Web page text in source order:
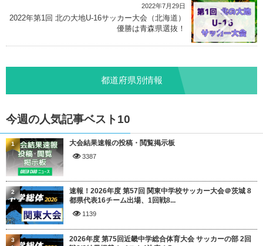
2022年7月29日
2022年第1回 北の大地U-16サッカー大会（北海道）
優勝は青森県選抜！
都道府県別情報
今週の人気記事ベスト10
大会結果速報の投稿・閲覧掲示板
3387
1
速報！2026年度 第57回 関東中学校サッカー大会＠茨城 8
都県代表16チーム出場、1回戦8...
1139
2
2026年度 第75回近畿中学総合体育大会 サッカーの部 2回
3